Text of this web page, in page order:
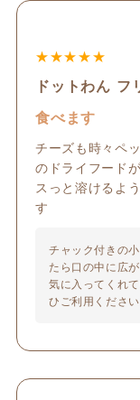
ドットわん フ
★★★★★
食べます
チーズも時々ペ
のドライフード
スっと溶けるよ
す
チャック付きの
たら口の中に広
気に入ってくれ
ひご利用ください